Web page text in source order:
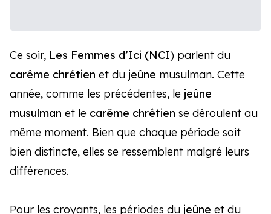
Ce soir, Les Femmes d’Ici (NCI) parlent du
carême chrétien et du jeûne musulman. Cette
année, comme les précédentes, le jeûne
musulman et le carême chrétien se déroulent au
même moment. Bien que chaque période soit
bien distincte, elles se ressemblent malgré leurs
différences.
Pour les croyants, les périodes du jeûne et du